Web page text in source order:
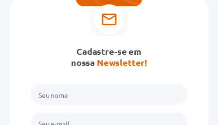
Cadastre-se em
nossa Newsletter!